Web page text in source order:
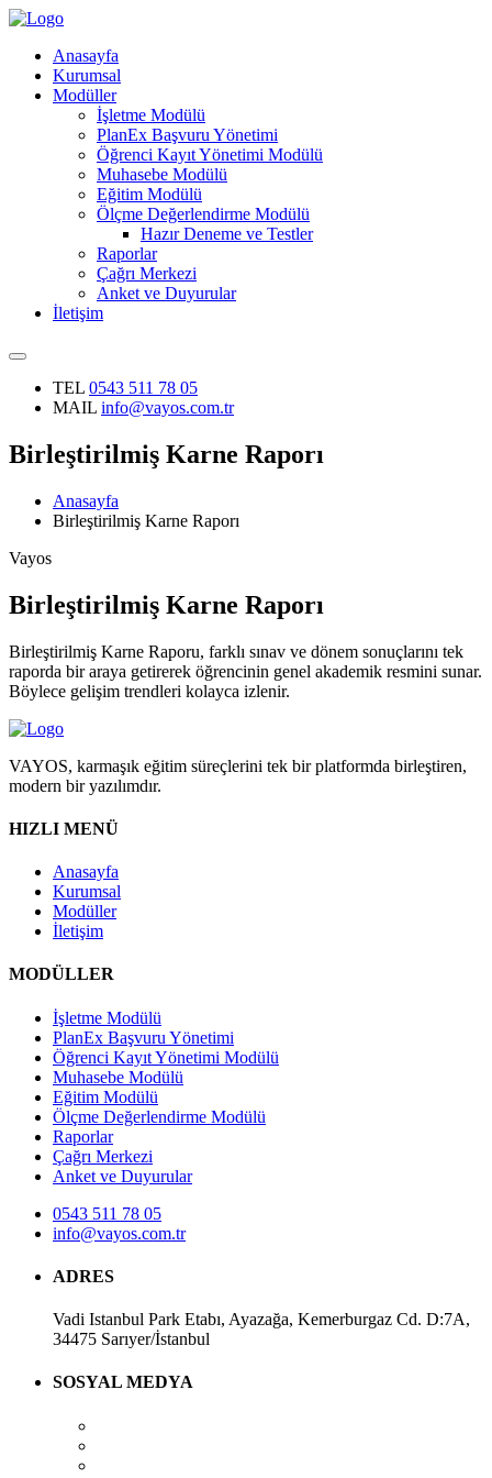
Anasayfa
Kurumsal
Modüller
İşletme Modülü
PlanEx Başvuru Yönetimi
Öğrenci Kayıt Yönetimi Modülü
Muhasebe Modülü
Eğitim Modülü
Ölçme Değerlendirme Modülü
Hazır Deneme ve Testler
Raporlar
Çağrı Merkezi
Anket ve Duyurular
İletişim
TEL 0543 511 78 05
MAIL info@vayos.com.tr
Birleştirilmiş Karne Raporı
Anasayfa
Birleştirilmiş Karne Raporı
Vayos
Birleştirilmiş Karne Raporı
Birleştirilmiş Karne Raporu, farklı sınav ve dönem sonuçlarını tek
raporda bir araya getirerek öğrencinin genel akademik resmini sunar.
Böylece gelişim trendleri kolayca izlenir.
VAYOS, karmaşık eğitim süreçlerini tek bir platformda birleştiren,
modern bir yazılımdır.
HIZLI MENÜ
Anasayfa
Kurumsal
Modüller
İletişim
MODÜLLER
İşletme Modülü
PlanEx Başvuru Yönetimi
Öğrenci Kayıt Yönetimi Modülü
Muhasebe Modülü
Eğitim Modülü
Ölçme Değerlendirme Modülü
Raporlar
Çağrı Merkezi
Anket ve Duyurular
0543 511 78 05
info@vayos.com.tr
ADRES
Vadi Istanbul Park Etabı, Ayazağa, Kemerburgaz Cd. D:7A,
34475 Sarıyer/İstanbul
SOSYAL MEDYA